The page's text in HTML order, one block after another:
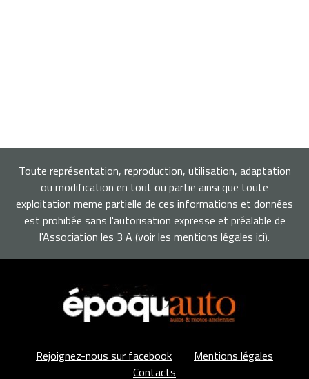
Toute représentation, reproduction, utilisation, adaptation
ou modification en tout ou partie ainsi que toute
exploitation meme partielle de ces informations et données
est prohibée sans l'autorisation expresse et préalable de
l'Association les 3 A (voir les mentions légales ici).
Rejoignez-nous sur facebook
Mentions légales
Contacts